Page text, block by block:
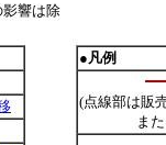
響は除
●凡例
(点線部は販
ま